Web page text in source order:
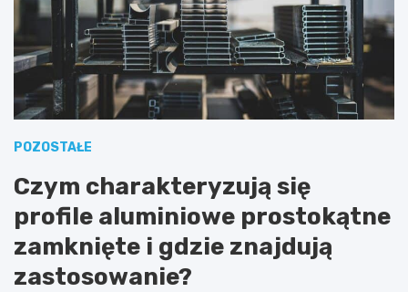
POZOSTAŁE
Czym charakteryzują się
profile aluminiowe prostokątne
zamknięte i gdzie znajdują
zastosowanie?